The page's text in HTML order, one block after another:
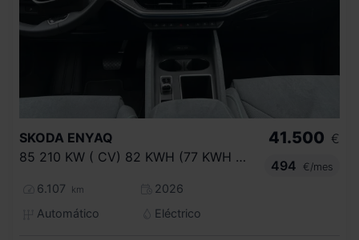
SKODA ENYAQ
85 210 KW ( CV) 82 KWH (77 KWH NETA)
6.107 km
2026
Automático
Eléctrico
41.500 €
494
€/mes